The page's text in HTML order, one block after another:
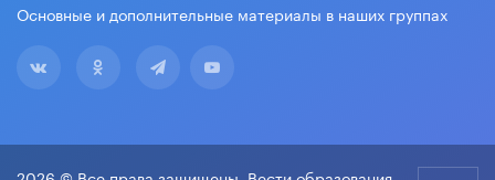
Основные и дополнительные материалы в наших группах